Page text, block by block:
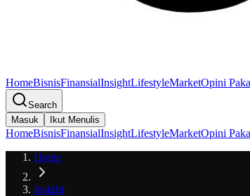
HomeBisnisFinansialInsightLifestyleMarketOpini
Search
Masuk
Ikut Menulis
HomeBisnisFinansialInsightLifestyleMarketOpini
Home
Insight